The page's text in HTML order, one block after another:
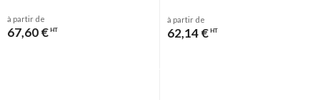
à partir de
67,60 € HT
à partir de
62,14 € HT